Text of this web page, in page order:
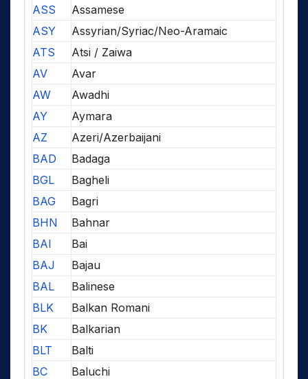
ASS
Assamese
ASY
Assyrian/Syriac/Neo-Aramaic
ATS
Atsi / Zaiwa
AV
Avar
AW
Awadhi
AY
Aymara
AZ
Azeri/Azerbaijani
BAD
Badaga
BGL
Bagheli
BAG
Bagri
BHN
Bahnar
BAI
Bai
BAJ
Bajau
BAL
Balinese
BLK
Balkan Romani
BK
Balkarian
BLT
Balti
BC
Baluchi